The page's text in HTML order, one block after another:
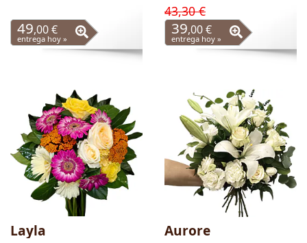
49,00 €
entrega hoy »
43,30 €
39,00 €
entrega hoy »
Layla Aurore